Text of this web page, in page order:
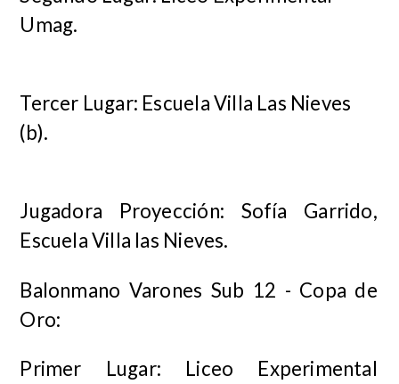
Umag.
Tercer Lugar: Escuela Villa Las Nieves
(b).
Jugadora Proyección: Sofía Garrido,
Escuela Villa las Nieves.
Balonmano Varones Sub 12 - Copa de
Oro:
Primer Lugar: Liceo Experimental